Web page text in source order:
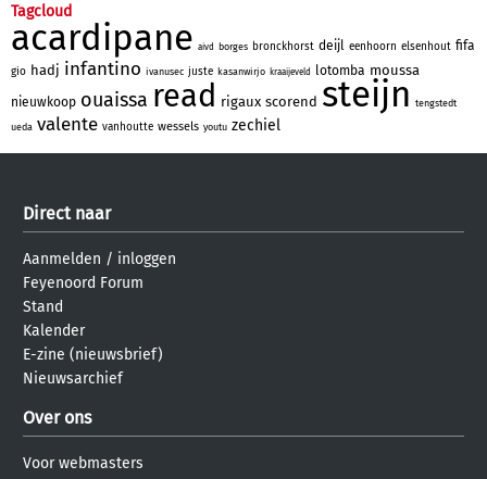
Tagcloud
acardipane aivd borges bronckhorst deijl eenhoorn elsenhout fifa
gio hadj infantino ivanusec juste kasanwirjo kraaijeveld lotomba moussa
nieuwkoop ouaissa read rigaux scorend steijn tengstedt
ueda valente vanhoutte wessels youtu zechiel
Direct naar
Aanmelden / inloggen
Feyenoord Forum
Stand
Kalender
E-zine (nieuwsbrief)
Nieuwsarchief
Over ons
Voor webmasters